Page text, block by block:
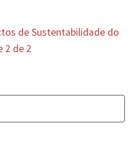
de Sustentabilidade do
2 de 2